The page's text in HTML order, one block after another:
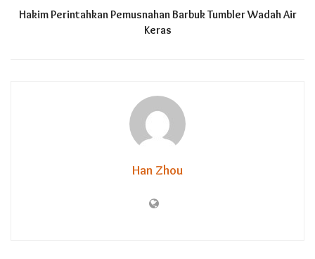
Hakim Perintahkan Pemusnahan Barbuk Tumbler Wadah Air
Keras
Han Zhou